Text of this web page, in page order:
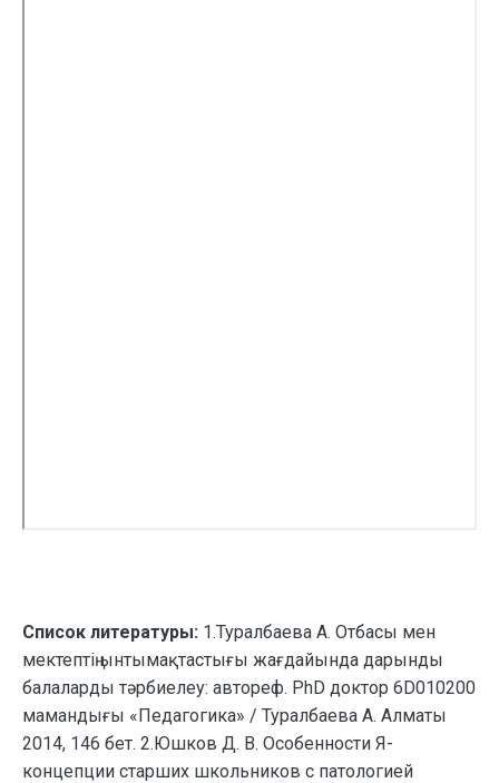
Список литературы: 1.Туралбаева А. Отбасы мен
мектептің ынтымақтастығы жағдайында дарынды
балаларды тәрбиелеу: автореф. PhD доктор 6D010200
мамандығы «Педагогика» / Туралбаева А. Алматы
2014, 146 бет. 2.Юшков Д. В. Особенности Я-
концепции старших школьников с патологией